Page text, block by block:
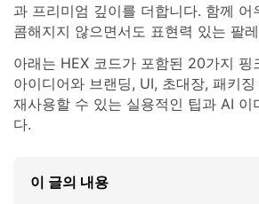
과 프리미엄 깊이를 더합니다. 함께 어
콤해지지 않으면서도 표현력 있는 팔
아래는 HEX 코드가 포함된 20가지 핑
아이디어와 브랜딩, UI, 초대장, 패키
재사용할 수 있는 실용적인 팁과 AI 이
다.
이 글의 내용